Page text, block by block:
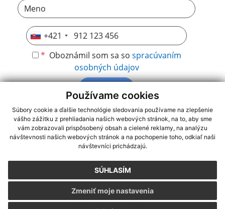
Používame cookies
Súbory cookie a ďalšie technológie sledovania používame na zlepšenie
vášho zážitku z prehliadania našich webových stránok, na to, aby sme
vám zobrazovali prispôsobený obsah a cielené reklamy, na analýzu
návštevnosti našich webových stránok a na pochopenie toho, odkiaľ naši
návštevníci prichádzajú.
SÚHLASÍM
Zmeniť moje nastavenia
+421
* Oboznámil som sa so spracúvaním
osobných údajov
využite možnosť získavania aktuálnych informácií s využitím RSS
CMS systém (redakčný) systém ECHELON 2,Mapa stránok,web
webhosting,webex.digital, s.r.o.,domény
Posledná aktualizácia:03.08.2026
Vytlačiť stránku|Vyhlásenie o prístupnosti